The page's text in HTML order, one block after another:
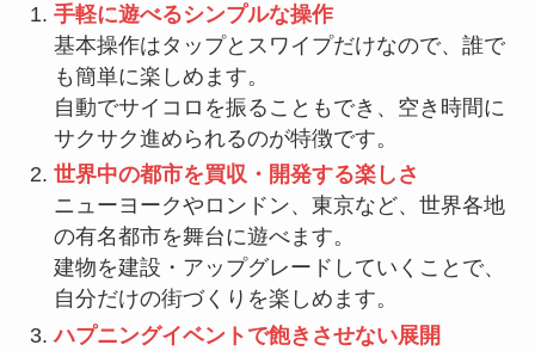
手軽に遊べるシンプルな操作
基本操作はタップとスワイプだけなので、誰で
も簡単に楽しめます。
自動でサイコロを振ることもでき、空き時間に
サクサク進められるのが特徴です。
世界中の都市を買収・開発する楽しさ
ニューヨークやロンドン、東京など、世界各地
の有名都市を舞台に遊べます。
建物を建設・アップグレードしていくことで、
自分だけの街づくりを楽しめます。
ハプニングイベントで飽きさせない展開